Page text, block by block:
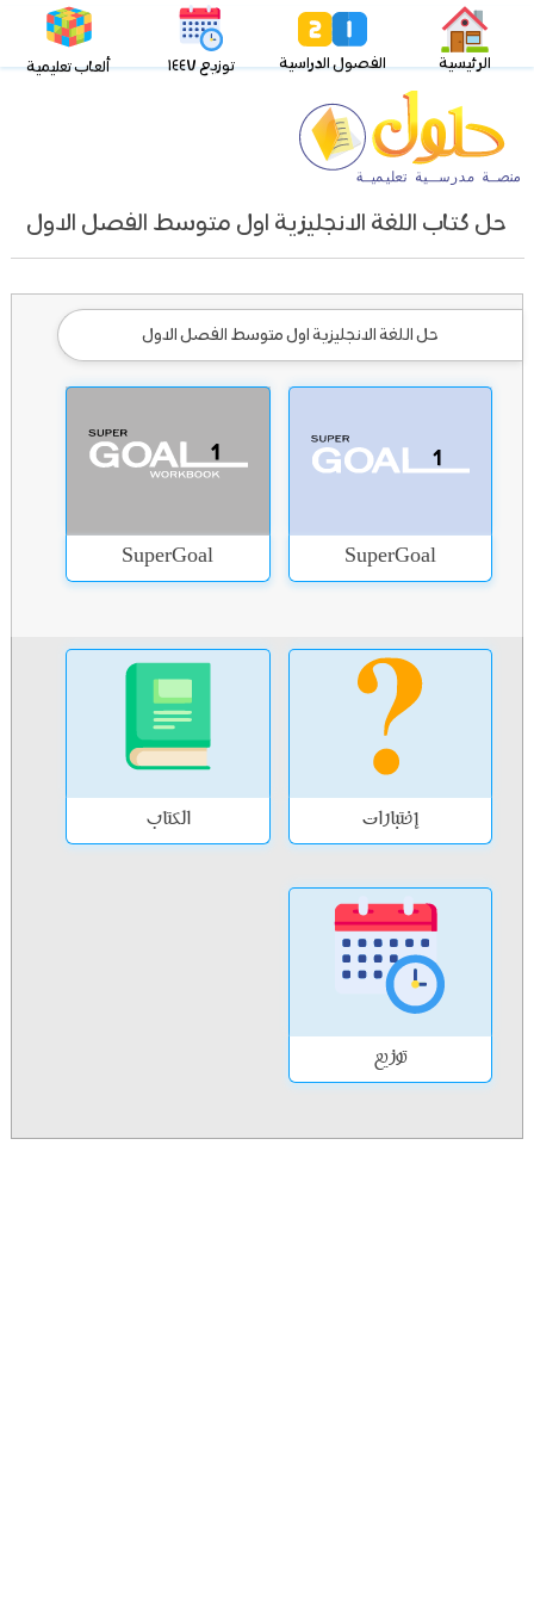
الرئيسية الفصول الدراسية توزيع ١٤٤٧ ألعاب تعليمية
حل كتاب اللغة الانجليزية اول متوسط الفصل الاول
حل اللغة الانجليزية اول متوسط الفصل الاول
SuperGoal
SuperGoal
إختبارات الكتاب
توزيع